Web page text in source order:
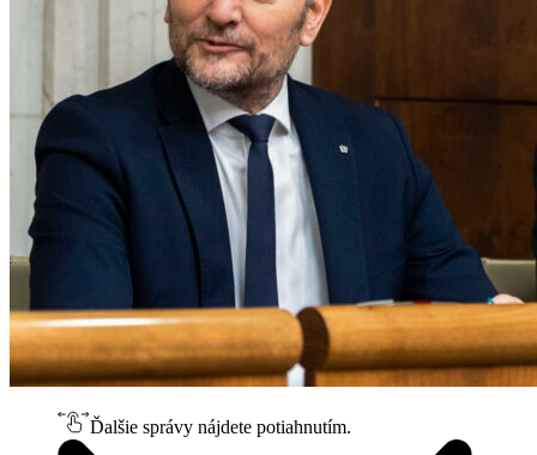
Ďalšie správy nájdete potiahnutím.